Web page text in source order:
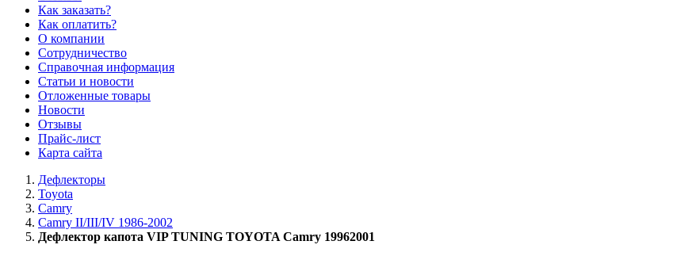
Как заказать?
Как оплатить?
О компании
Сотрудничество
Справочная информация
Статьи и новости
Отложенные товары
Новости
Отзывы
Прайс-лист
Карта сайта
Дефлекторы
Toyota
Camry
Camry II/III/IV 1986-2002
Дефлектор капота VIP TUNING TOYOTA Camry 19962001